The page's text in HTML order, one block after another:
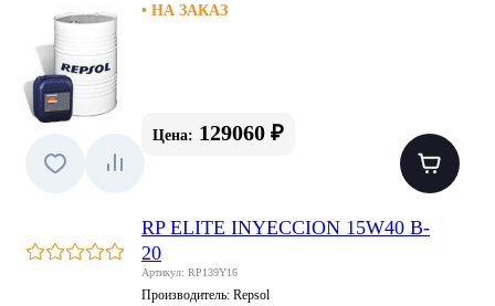
• НА ЗАКАЗ
Цена: 129060 ₽
RP ELITE INYECCION 15W40 B-
20
Артикул: RP139Y16
Производитель: Repsol